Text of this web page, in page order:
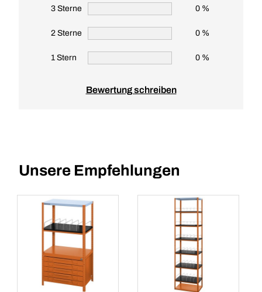
3 Sterne 0 %
2 Sterne 0 %
1 Stern 0 %
Bewertung schreiben
Unsere Empfehlungen